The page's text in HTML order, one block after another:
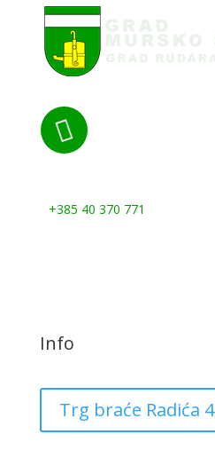

+385 40 370 771
Info
Trg braće Radića 4